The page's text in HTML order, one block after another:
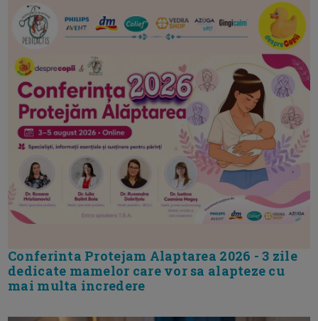
Conferinta Protejam Alaptarea 2026 - 3 zile
dedicate mamelor care vor sa alapteze cu
mai multa incredere